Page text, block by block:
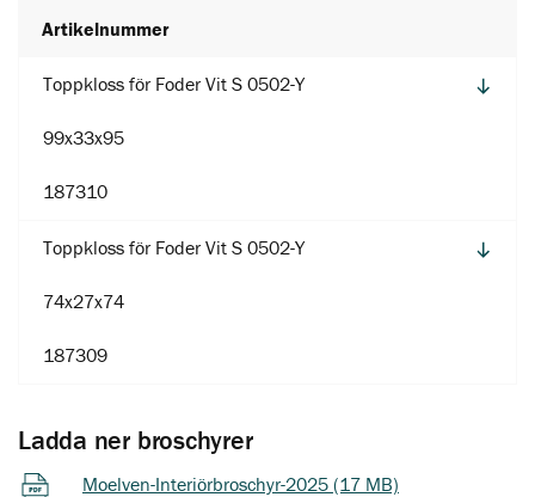
Artikelnummer
Toppkloss för Foder Vit S 0502-Y
99x33x95
187310
Toppkloss för Foder Vit S 0502-Y
74x27x74
187309
Ladda ner broschyrer
Moelven-Interiörbroschyr-2025 (17 MB)